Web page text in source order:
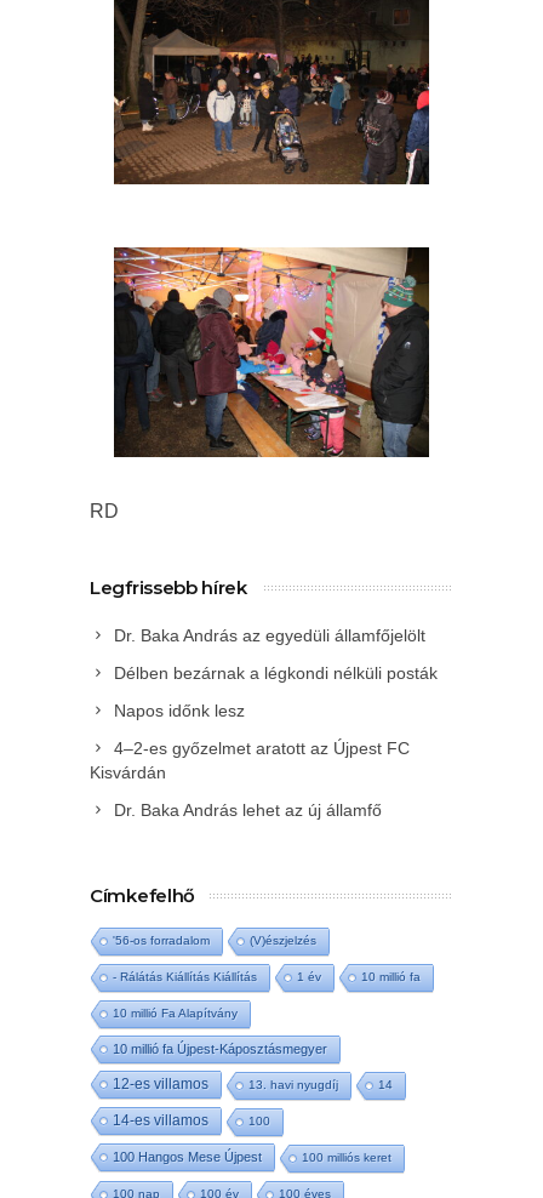
RD
Legfrissebb hírek
Dr. Baka András az egyedüli államfőjelölt
Délben bezárnak a légkondi nélküli posták
Napos időnk lesz
4–2-es győzelmet aratott az Újpest FC
Kisvárdán
Dr. Baka András lehet az új államfő
Címkefelhő
'56-os forradalom (V)észjelzés
- Rálátás Kiállítás Kiállítás 1 év 10 millió fa
10 millió Fa Alapítvány
10 millió fa Újpest-Káposztásmegyer
12-es villamos 13. havi nyugdíj 14
14-es villamos 100
100 Hangos Mese Újpest 100 milliós keret
100 nap 100 év 100 éves